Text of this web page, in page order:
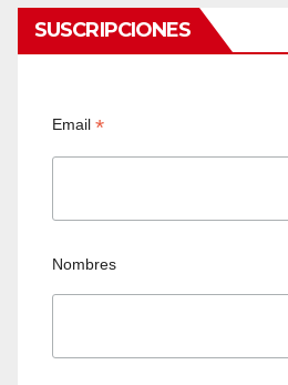
SUSCRIPCIONES
Email*
Nombres